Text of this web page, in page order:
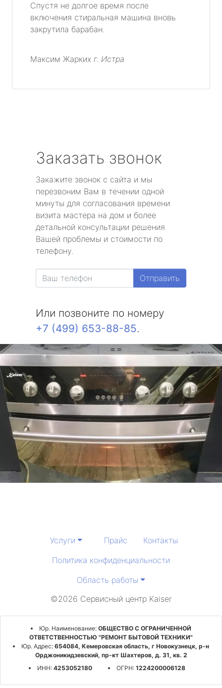
Спустя не долгое время после
включения стиральная машина вновь
закрутила барабан.
Максим Жарких г. Истра
Заказать звонок
Закажите звонок с сайта и мы
перезвоним Вам в течении одной
минуты для согласования времени
визита мастера на дом и более
детальной консультации решения
Вашей проблемы и стоимости по
телефону.
Отправить
Или позвоните по номеру
+7 (499) 653-88-85.
Услуги Прайс
Контакты
Политика конфиденциальности
Область работы
©2026 Сервисный центр Kaiser
Юр. Наименование: ОБЩЕСТВО С ОГРАНИЧЕННОЙ
ОТВЕТСТВЕННОСТЬЮ "РЕМОНТ БЫТОВОЙ ТЕХНИКИ"
Юр. Адрес: 654084, Кемеровская область, г Новокузнецк, р-н
Орджоникидзевский, пр-кт Шахтеров, д. 31, кв. 2
ИНН: 4253052180 ОГРН: 1224200006128